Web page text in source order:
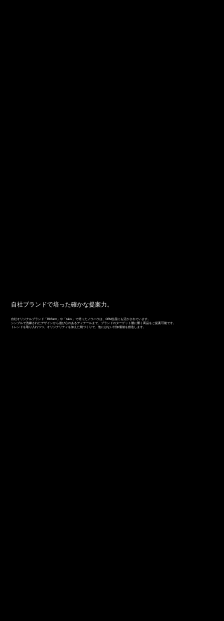
自社ブランドで培った確かな提案力。
自社オリジナルブランド「Ethform」や「tukn.」で培ったノウハウは、OEM生産にも活かされています。
シンプルで洗練されたデザインから遊び心のあるディテールまで、ブランドのターゲット層に響く商品をご提案可能です。
トレンドを取り入れつつ、オリジナリティを加えた靴づくりで、他にはない付加価値を創造します。